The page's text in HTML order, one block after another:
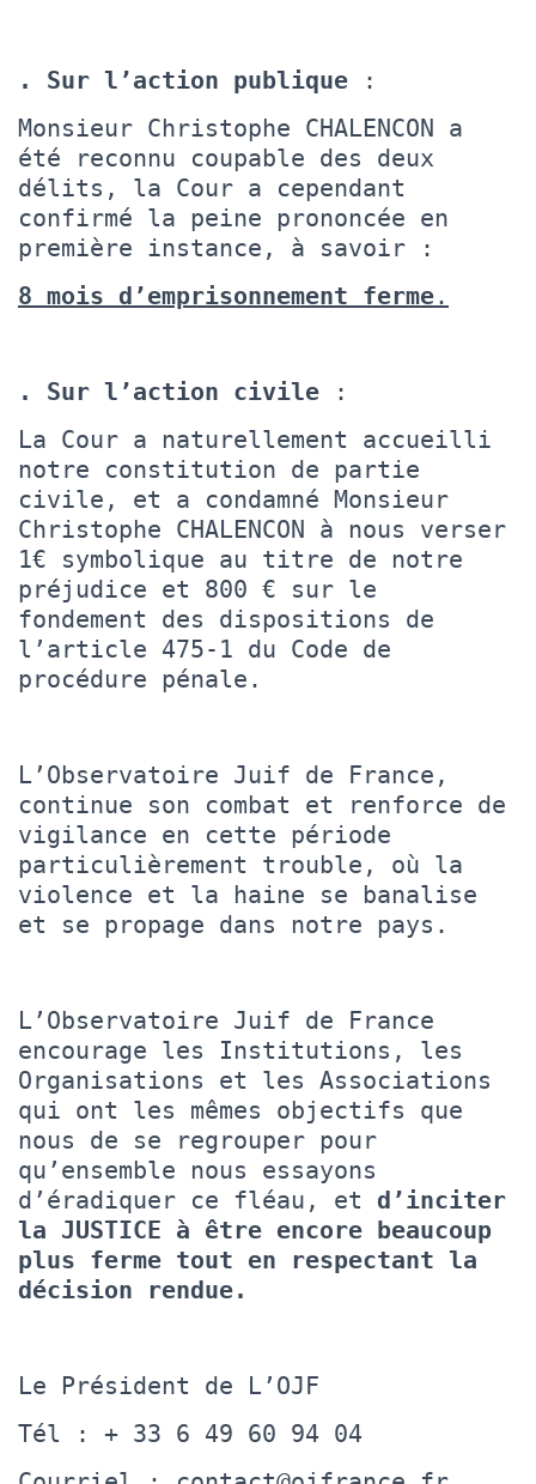
. Sur l’action publique
:
Monsieur Christophe CHALENCON a
été reconnu coupable des deux
délits, la Cour a cependant
confirmé la peine prononcée en
première instance, à savoir :
8 mois d’emprisonnement ferme.
. Sur l’action civile :
La Cour a naturellement accueilli
notre constitution de partie
civile, et a condamné Monsieur
Christophe CHALENCON à nous verser
1€ symbolique au titre de notre
préjudice et 800 € sur le
fondement des dispositions de
l’article 475-1 du Code de
procédure pénale.
L’Observatoire Juif de France,
continue son combat et renforce de
vigilance en cette période
particulièrement trouble, où la
violence et la haine se banalise
et se propage dans notre pays.
L’Observatoire Juif de France
encourage les Institutions, les
Organisations et les Associations
qui ont les mêmes objectifs que
nous de se regrouper pour
qu’ensemble nous essayons
d’éradiquer ce fléau, et d’inciter
la JUSTICE à être encore beaucoup
plus ferme tout en respectant la
décision rendue.
Le Président de L’OJF
Tél : + 33 6 49 60 94 04